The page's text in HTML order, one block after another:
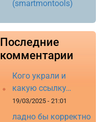
(smartmontools)
Последние
комментарии
Кого украли и
какую ссылку…
19/03/2025 - 21:01
ладно бы корректно